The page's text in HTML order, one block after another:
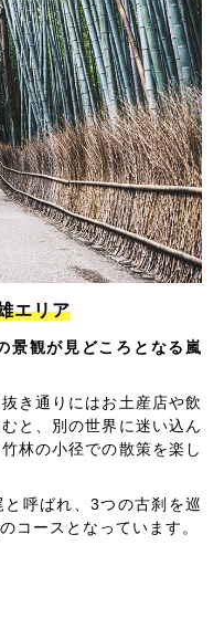
エリア
景観が見どころとなる嵐
き通りにはお土産店や飲
と、別の世界に迷い込ん
林の小径での散策を楽し
呼ばれ、3つの古刹を巡
コースとなっています。